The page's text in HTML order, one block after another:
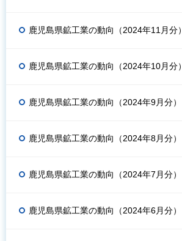
鹿児島県鉱工業の動向（2024年11月分）
鹿児島県鉱工業の動向（2024年10月分）
鹿児島県鉱工業の動向（2024年9月分）
鹿児島県鉱工業の動向（2024年8月分）
鹿児島県鉱工業の動向（2024年7月分）
鹿児島県鉱工業の動向（2024年6月分）